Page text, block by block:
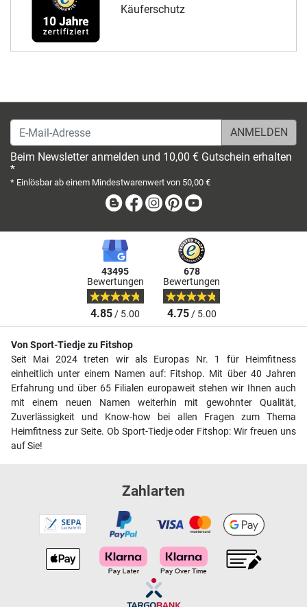
Käuferschutz
E-Mail-Adresse
Beim Newsletter anmelden und 10,00 € Gutschein erhalten
*
* Einlösbar ab einem Mindestwarenwert von 50,00 €
BlogFacebook
Instagram
Pinterest
43495
Bewertungen
4.85/ 5.00
678
Bewertungen
4.75/ 5.00
Von Sport-Tiedje zu Fitshop
Seit Mai 2024 treten wir als Europas Nr. 1 für Heimfitness
einheitlich unter einem Namen auf: Fitshop. Mit über 40 Jahren
Erfahrung und über 65 Filialen europaweit stehen wir Ihnen auch
mit einem neuen Namen weiterhin mit gewohnter Qualität,
Zuverlässigkeit und Know-how bei allen Fragen zum Thema
Heimfitness zur Seite. Ob Sport-Tiedje oder Fitshop: Wir freuen uns
auf Sie!
Zahlarten